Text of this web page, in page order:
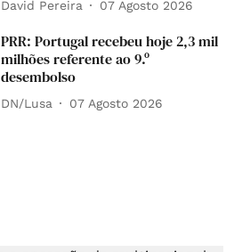
David Pereira 07 Agosto 2026
PRR: Portugal recebeu hoje 2,3 mil
milhões referente ao 9.º
desembolso
DN/Lusa 07 Agosto 2026